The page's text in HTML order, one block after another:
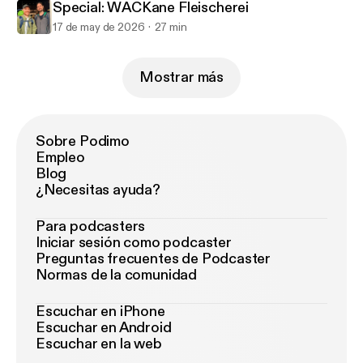
Special: WACKane Fleischerei
17 de may de 2026 27 min
Mostrar más
Sobre Podimo
Empleo
Blog
¿Necesitas ayuda?
Para podcasters
Iniciar sesión como podcaster
Preguntas frecuentes de Podcaster
Normas de la comunidad
Escuchar en iPhone
Escuchar en Android
Escuchar en la web